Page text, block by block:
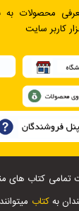
کاربر سایت
تمامی کتاب های
بهکتاب